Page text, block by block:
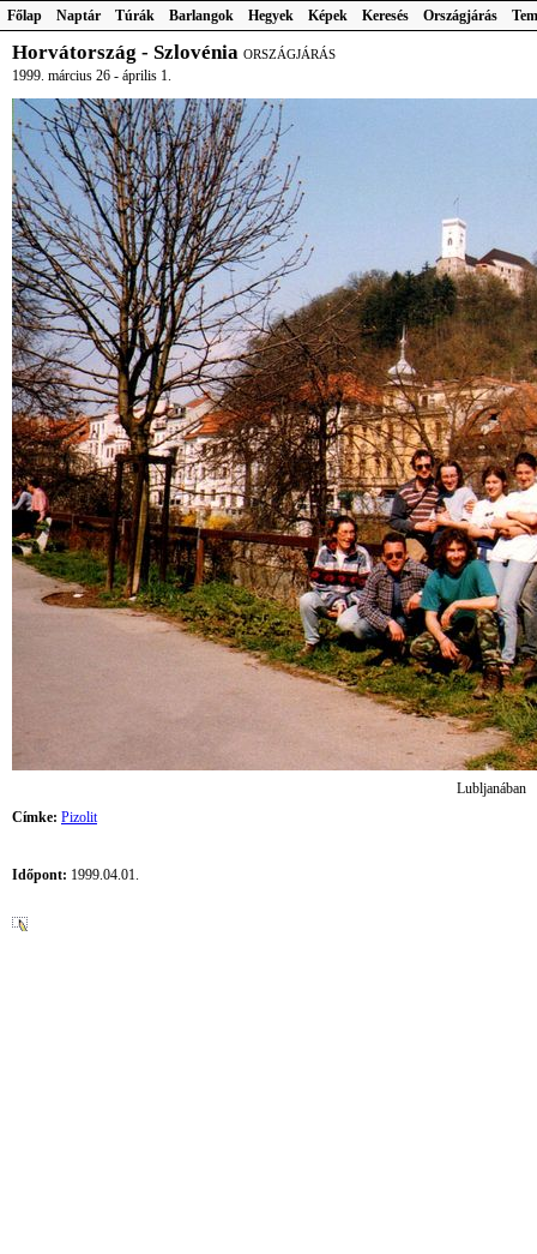
Főlap Naptár Túrák Barlangok Hegyek Képek Keresés Országjárás
Horvátország - Szlovénia ORSZÁGJÁRÁS
1999. március 26 - április 1.
Lubljanában
Címke: Pizolit
Időpont: 1999.04.01.